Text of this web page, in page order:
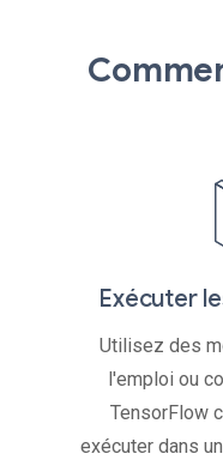
Exécuter
Utilisez des
l'emploi ou
TensorFlow
exécuter dans